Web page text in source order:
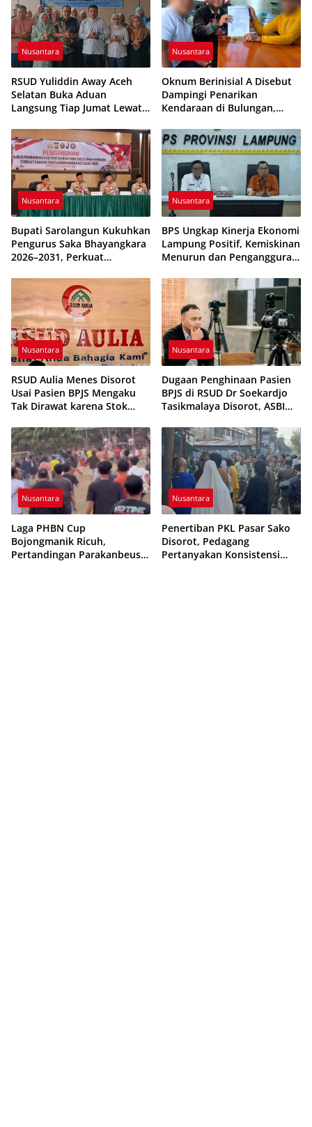
Nusantara
RSUD Yuliddin Away Aceh
Selatan Buka Aduan
Langsung Tiap Jumat Lewat
Nusantara
Oknum Berinisial A Disebut
Dampingi Penarikan
Kendaraan di Bulungan,
Nusantara
Bupati Sarolangun Kukuhkan
Pengurus Saka Bhayangkara
2026–2031, Perkuat
Generasi Muda
Nusantara
BPS Ungkap Kinerja Ekonomi
Lampung Positif, Kemiskinan
Menurun dan Pengangguran
Nusantara
RSUD Aulia Menes Disorot
Usai Pasien BPJS Mengaku
Tak Dirawat karena Stok
Nusantara
Dugaan Penghinaan Pasien
BPJS di RSUD Dr Soekardjo
Tasikmalaya Disorot, ASBI
Etika Pelayanan
Nusantara
Laga PHBN Cup
Bojongmanik Ricuh,
Pertandingan Parakanbeusi
Nusantara
Penertiban PKL Pasar Sako
Disorot, Pedagang
Pertanyakan Konsistensi